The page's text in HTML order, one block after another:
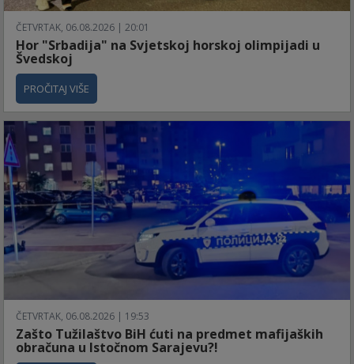
ČETVRTAK, 06.08.2026 | 20:01
Hor "Srbadija" na Svjetskoj horskoj olimpijadi u
Švedskoj
PROČITAJ VIŠE
ČETVRTAK, 06.08.2026 | 19:53
Zašto Tužilaštvo BiH ćuti na predmet mafijaških
obračuna u Istočnom Sarajevu?!